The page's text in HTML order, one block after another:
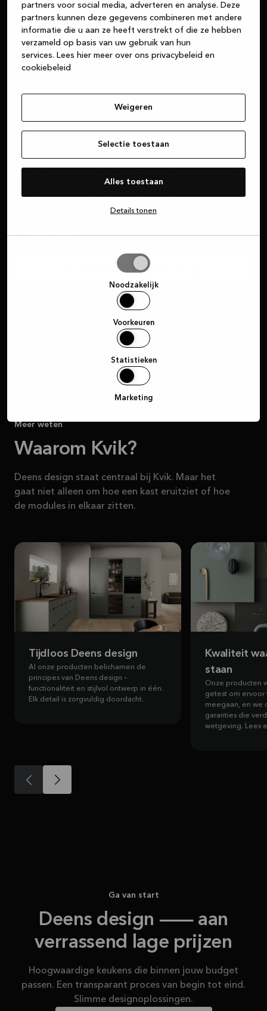
partners voor social media, adverteren en analyse. Deze
partners kunnen deze gegevens combineren met andere
informatie die u aan ze heeft verstrekt of die ze hebben
verzameld op basis van uw gebruik van hun
services. Lees hier meer over ons privacybeleid en
cookiebeleid
Weigeren
Selectie toestaan
Alles toestaan
Details tonen
Noodzakelijk
Voorkeuren
Statistieken
Marketing
E-mail
Kvik ontvangen, inclusief vroege toegang tot
uitverkopen, aankondigingen van nieuwe producten en
uitnodigingen voor exclusieve evenementen. Ik ga ook
privacybeleid.
Doe mee aan de wedstrijd
Meer weten
Waarom Kvik?
Deens design staat centraal bij Kvik. Maar het
gaat niet alleen om hoe een kast eruitziet of hoe
de modules in elkaar zitten.
Tijdloos Deens design
Al onze producten belichamen de
principes van Deens design –
functionaliteit en stijlvol ontwerp in één.
Elk detail is zorgvuldig doordacht.
Kwaliteit
staan
Onze producten
getest om ervoor
meegaan, en we
garanties die
wetgeving. Lees
Ga van start
Deens design — aan
verrassend lage prijzen
Hoogwaardige keukens die binnen jouw budget
passen. Een transparant proces van begin tot eind.
Slimme designoplossingen.